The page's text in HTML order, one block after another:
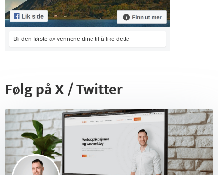
Bli den første av vennene dine til å like dette
Følg på X / Twitter